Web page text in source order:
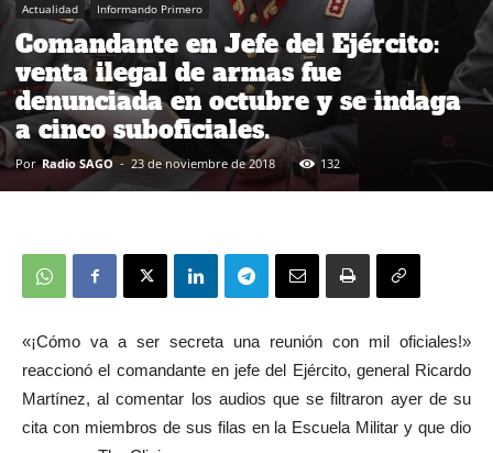
Actualidad Informando Primero
Comandante en Jefe del Ejército:
venta ilegal de armas fue
denunciada en octubre y se indaga
a cinco suboficiales.
Por Radio SAGO - 23 de noviembre de 2018 132
«¡Cómo va a ser secreta una reunión con mil oficiales!»
reaccionó el comandante en jefe del Ejército, general Ricardo
Martínez, al comentar los audios que se filtraron ayer de su
cita con miembros de sus filas en la Escuela Militar y que dio